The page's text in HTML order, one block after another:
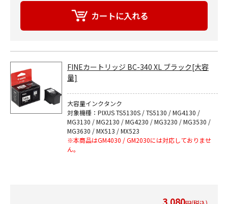
FINEカートリッジ BC-340 XL ブラック[大容
量]
大容量インクタンク
対象機種：PIXUS TS5130S / TS5130 / MG4130 /
MG3130 / MG2130 / MG4230 / MG3230 / MG3530 /
MG3630 / MX513 / MX523
※本商品はGM4030 / GM2030には対応しておりませ
ん。